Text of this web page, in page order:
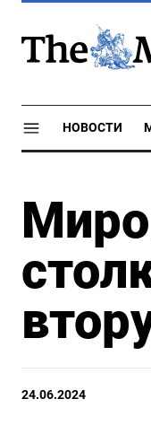
НОВОСТИ
24.06.2024